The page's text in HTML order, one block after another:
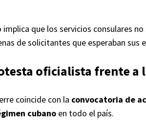
implica que los servicios consulares
de solicitantes que esperaban
oficialista frente a
coincide con la convocatoria de
cubano en todo el país.